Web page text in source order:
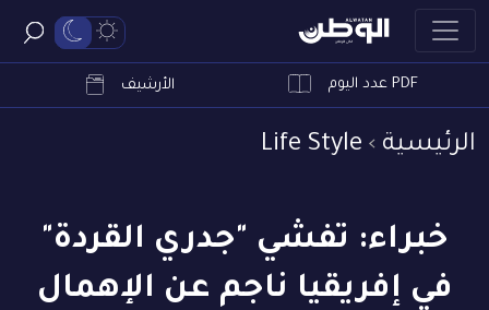
PDF عدد اليوم الأرشيف
الرئيسية Life Style
خبراء: تفشي "جدري القردة"
في إفريقيا ناجم عن الإهمال